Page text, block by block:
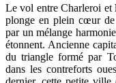
Le vol entre Charleroi et
plonge en plein cœur
par un mélange
étonnent. Ancienne
du triangle formé par
dans les contreforts